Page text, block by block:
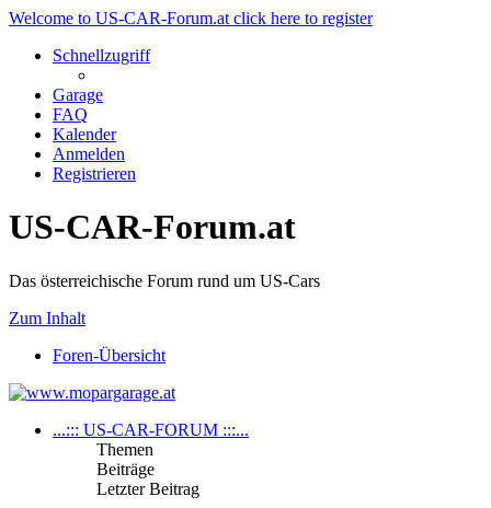
Welcome to US-CAR-Forum.at click here to register
Schnellzugriff
Garage
FAQ
Kalender
Anmelden
Registrieren
US-CAR-Forum.at
Das österreichische Forum rund um US-Cars
Zum Inhalt
Foren-Übersicht
...::: US-CAR-FORUM :::...
Themen
Beiträge
Letzter Beitrag